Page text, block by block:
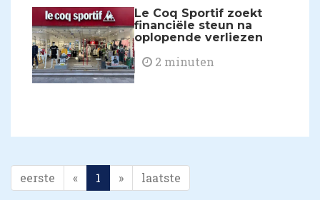
Le Coq Sportif zoekt
financiële steun na
oplopende verliezen
2 minuten
eerste « 1 » laatste